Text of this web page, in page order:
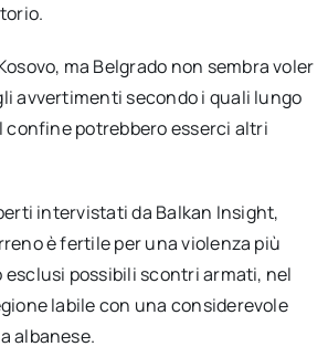
ma Belgrado non sembra voler
avvertimenti secondo i quali lungo
confine potrebbero esserci altri
intervistati da Balkan Insight,
è fertile per una violenza più
esclusi possibili scontri armati, nel
labile con una considerevole
albanese.